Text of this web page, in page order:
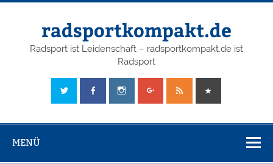
radsportkompakt.de
Radsport ist Leidenschaft – radsportkompakt.de ist
Radsport
MENÜ